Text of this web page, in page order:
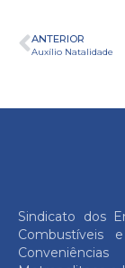
ANTERIOR
Auxílio Natalidade
Sindicato dos
Combustíveis